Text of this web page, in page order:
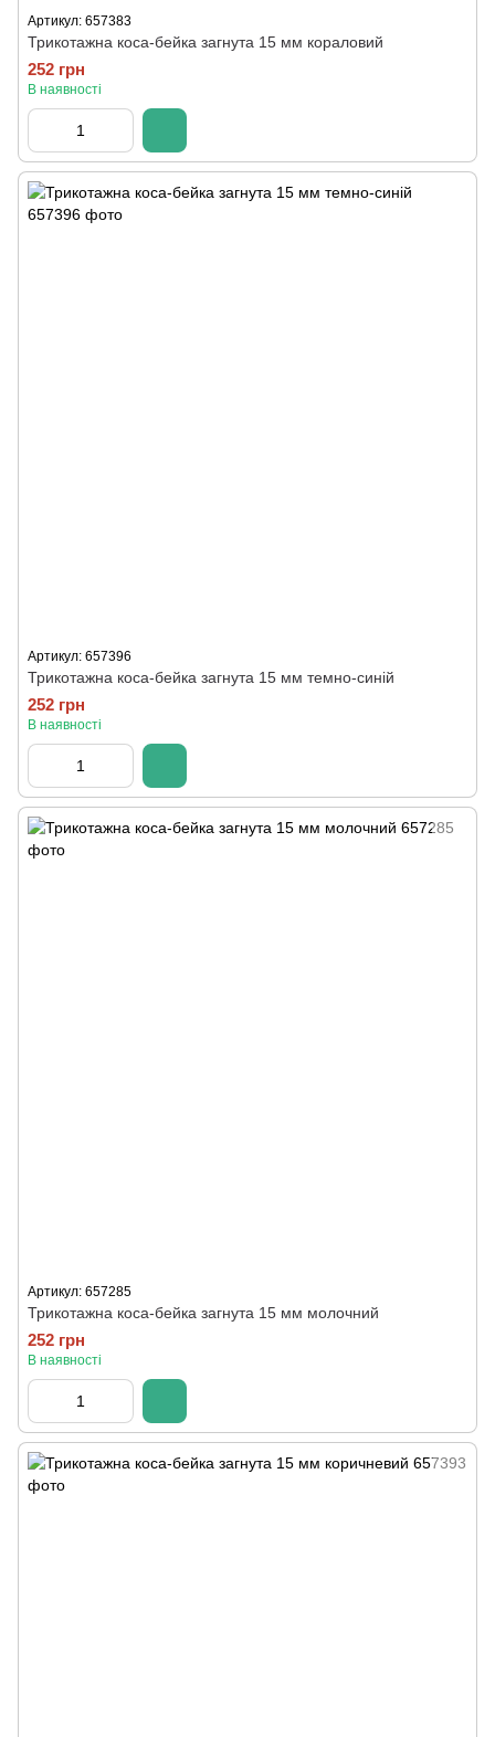
Артикул: 657383
Трикотажна коса-бейка загнута 15 мм кораловий
252 грн
В наявності
Артикул: 657396
Трикотажна коса-бейка загнута 15 мм темно-синій
252 грн
В наявності
Артикул: 657285
Трикотажна коса-бейка загнута 15 мм молочний
252 грн
В наявності